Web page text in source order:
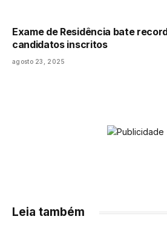
Exame de Residência bate
candidatos inscritos
agosto 23, 2025
Leia também